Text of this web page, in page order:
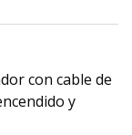
con cable de
y